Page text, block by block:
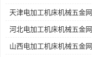
天津电加工机床机械五金网
河北电加工机床机械五金网
山西电加工机床机械五金网